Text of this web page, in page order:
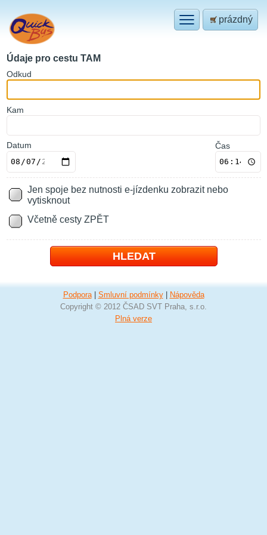
prázdný
Údaje pro cestu TAM
Odkud
Kam
Čas
Datum
Jen spoje bez nutnosti e-jízdenku zobrazit nebo
vytisknout
Včetně cesty ZPĚT
Podpora| Smluvní podmínky|
Nápověda
Copyright © 2012 ČSAD SVT Praha, s.r.o.
Plná verze